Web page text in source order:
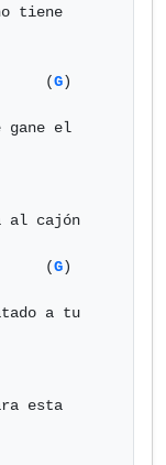
tiene
(G)
gane el
al cajón
(G)
a tu
esta